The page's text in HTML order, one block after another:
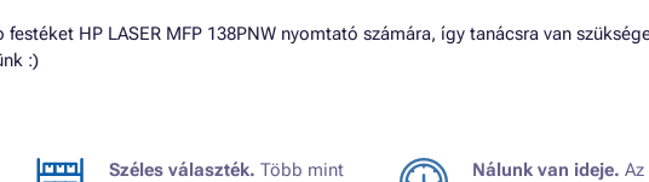
HP LASER MFP 138PNW nyomtató számára, így tanácsra van
:)
Széles választék. Több mint
Nálunk van ideje. Az